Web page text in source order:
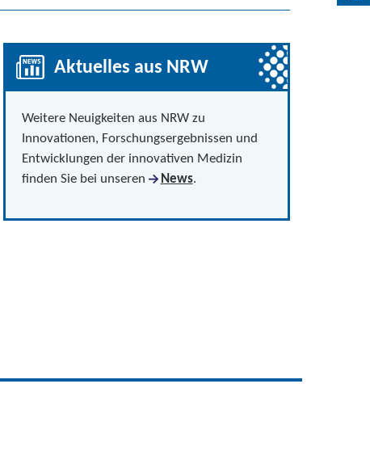
Aktuelles aus NRW
Weitere Neuigkeiten aus NRW zu
Innovationen, Forschungsergebnissen und
Entwicklungen der innovativen Medizin
finden Sie bei unseren
News.